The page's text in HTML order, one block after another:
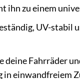
ihn zu einem
UV-stabil
Fahrräder
in einwandfreiem